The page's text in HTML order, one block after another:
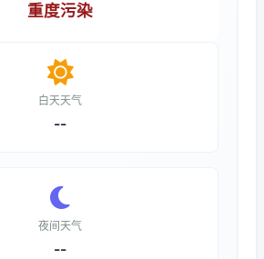
重度污染
白天天气
--
夜间天气
--